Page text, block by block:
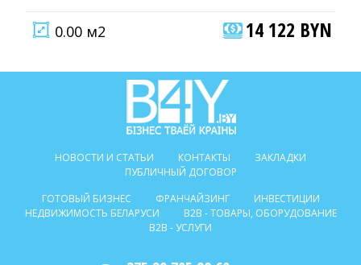
0.00 м2 14 122 BYN
НОВОСТИ И СТАТЬИ КОНТАКТЫ
ЗАКЛАДКИ
ПУБЛИЧНЫЙ ДОГОВОР
ГОТОВЫЙ БИЗНЕС
ФРАНЧАЙЗИНГ
ИНВЕСТИЦИИ
НЕДВИЖИМОСТЬ БЕЛАРУСИ
B2B - ТОВАРЫ, ОБОРУДОВАНИЕ
B2B - УСЛУГИ